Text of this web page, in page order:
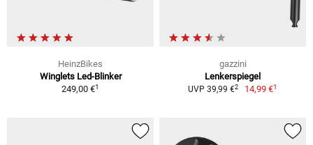
HeinzBikes
Winglets Led-Blinker
249,00 €1
gazzini
Lenkerspiegel
UVP 39,99 €2 14,99 €1